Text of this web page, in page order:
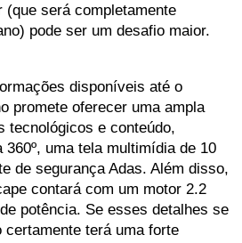
(que será completamente
pode ser um desafio maior.
disponíveis até o
promete oferecer uma ampla
tecnológicos e conteúdo,
360º, uma tela multimídia de 10
de segurança Adas. Além disso,
contará com um motor 2.2
potência. Se esses detalhes se
certamente terá uma forte